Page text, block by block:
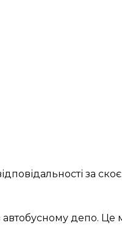
за
автобусному депо.